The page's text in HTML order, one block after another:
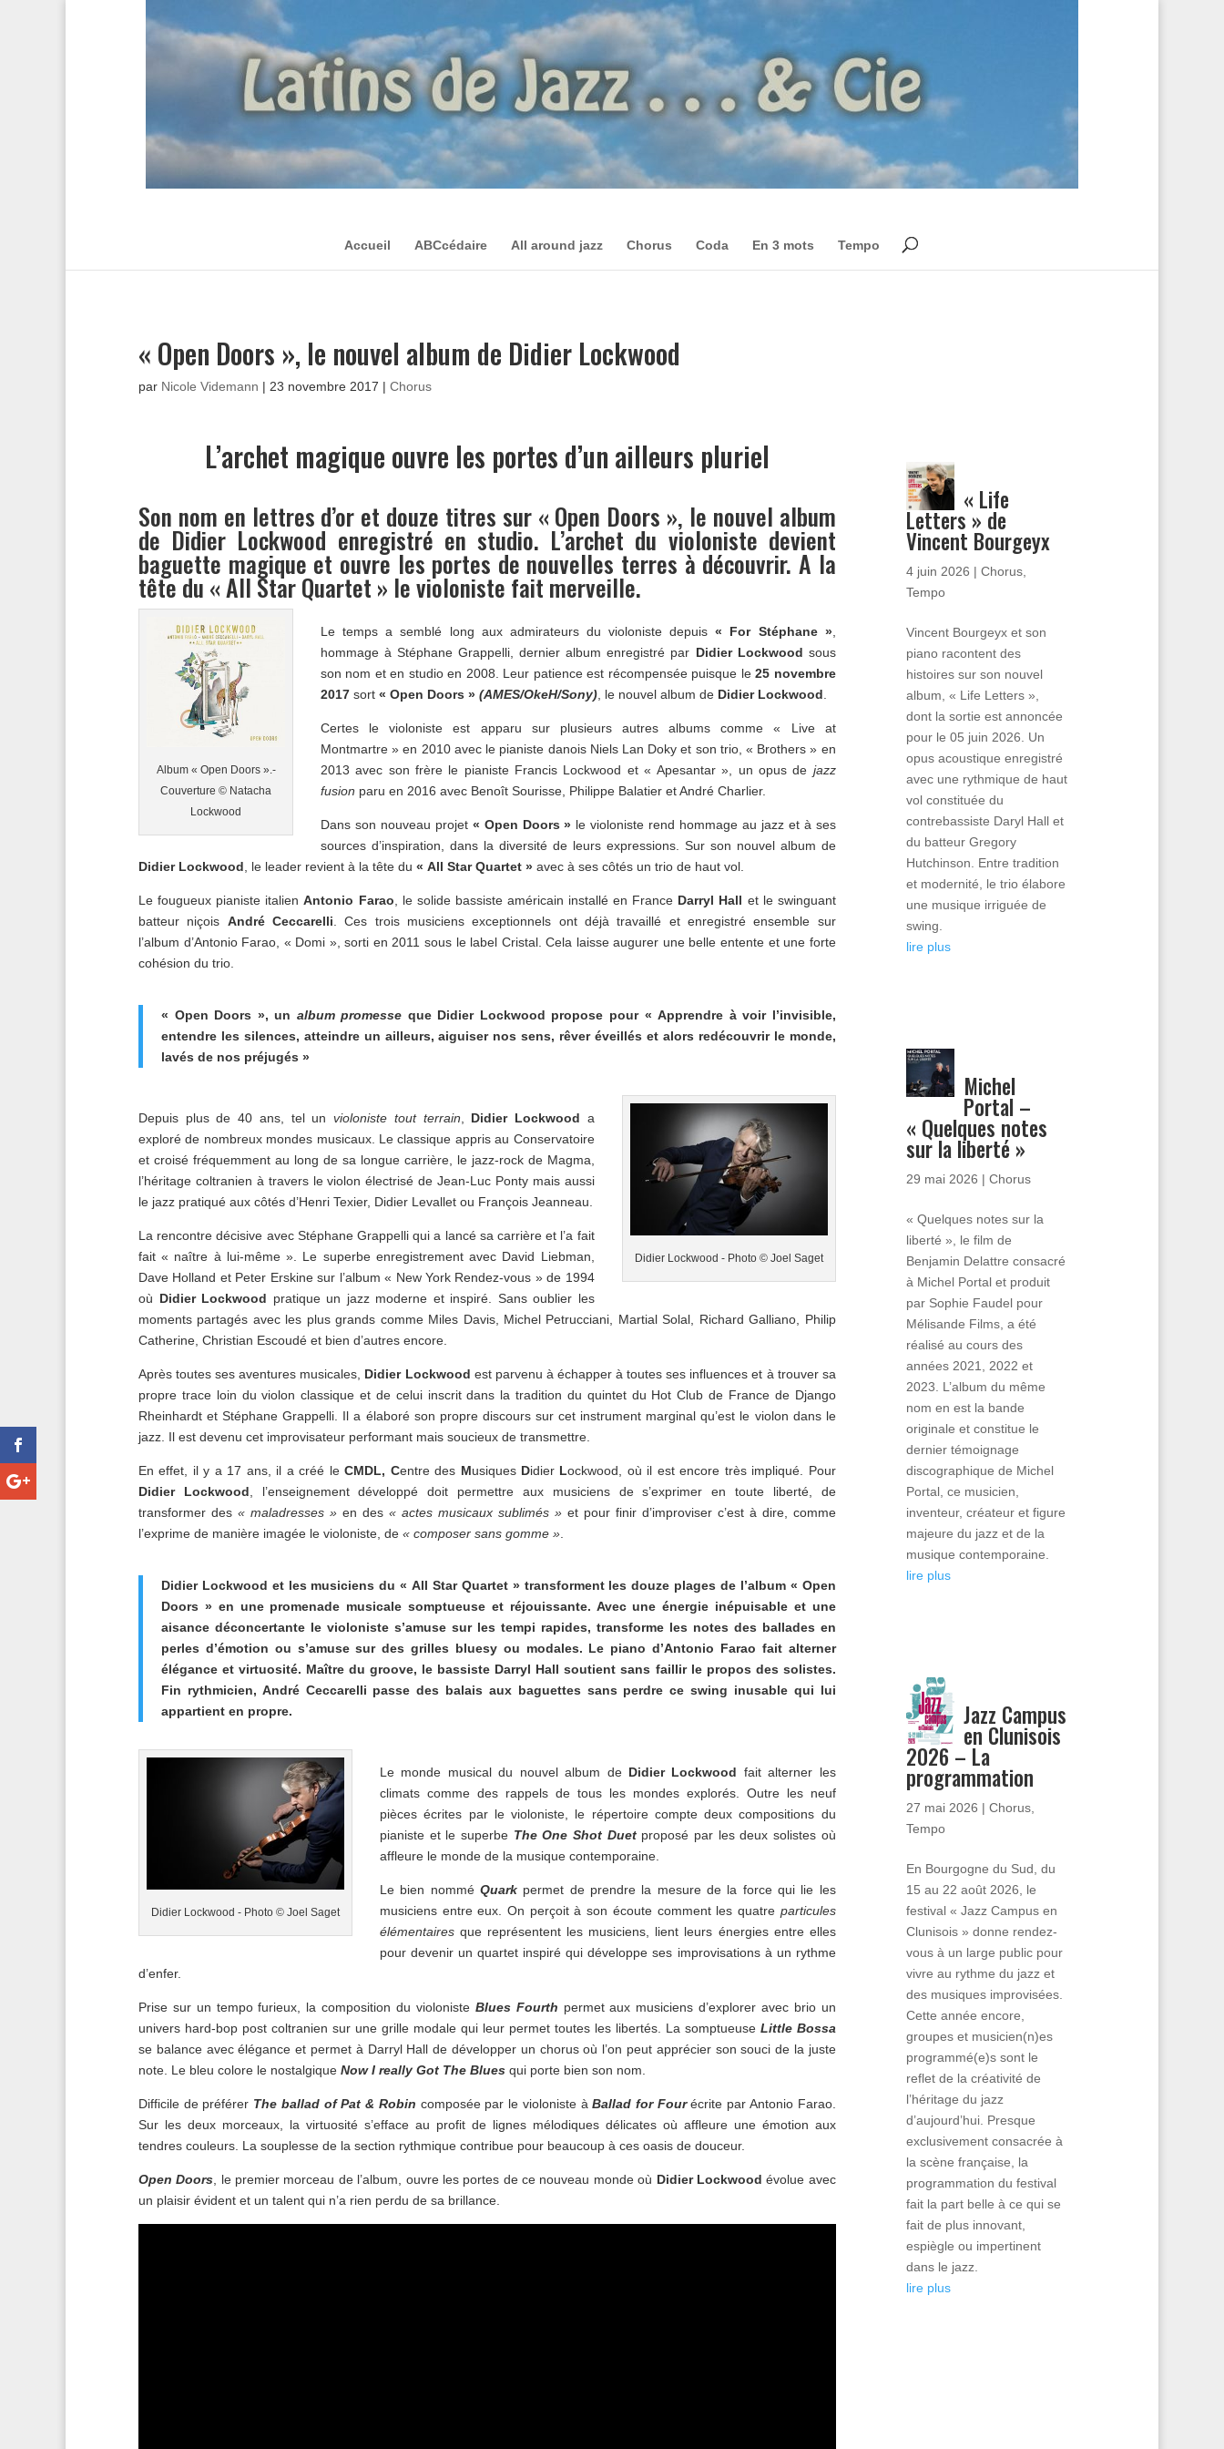
Accueil ABCcédaire All around jazz Chorus Coda En 3 mots Tempo
« Open Doors », le nouvel album de Didier Lockwood
par Nicole Videmann | 23 novembre 2017 | Chorus
L’archet magique ouvre les portes d’un ailleurs pluriel
Son nom en lettres d’or et douze titres sur « Open Doors », le nouvel album
de Didier Lockwood enregistré en studio. L’archet du violoniste devient
baguette magique et ouvre les portes de nouvelles terres à découvrir. A la
tête du « All Star Quartet » le violoniste fait merveille.
Album « Open Doors ».-
Couverture © Natacha
Lockwood
Le temps a semblé long aux admirateurs du violoniste depuis « For Stéphane »,
hommage à Stéphane Grappelli, dernier album enregistré par Didier Lockwood sous
son nom et en studio en 2008. Leur patience est récompensée puisque le25 novembre
2017 sort « Open Doors » (AMES/OkeH/Sony) , le nouvel album de Didier Lockwood
Certes le violoniste est apparu sur plusieurs autres albums comme « Live at
Montmartre » en 2010 avec le pianiste danois Niels Lan Doky et son trio, « Brothers » en
2013 avec son frère le pianiste Francis Lockwood et « Apesantar », un opus de jazz
fusion paru en 2016 avec Benoît Sourisse, Philippe Balatier et André Charlier.
Dans son nouveau projet « Open Doors » le violoniste rend hommage au jazz et à ses
sources d’inspiration, dans la diversité de leurs expressions. Sur son nouvel album de
Didier Lockwood , le leader revient à la tête du « All Star Quartet » avec à ses côtés un trio de haut vol.
Le fougueux pianiste italienAntonio Farao , le solide bassiste américain installé en France Darryl Hall et le swinguant
batteur niçois André Ceccarelli . Ces trois musiciens exceptionnels ont déjà travaillé et enregistré ensemble sur
l’album d’Antonio Farao, « Domi », sorti en 2011 sous le label Cristal. Cela laisse augurer une belle entente et une forte
cohésion du trio.
« Open Doors », un album promesse que Didier Lockwood propose pour « Apprendre à voir l’invisible,
entendre les silences, atteindre un ailleurs, aiguiser nos sens, rêver éveillés et alors redécouvrir le monde,
lavés de nos préjugés »
Didier Lockwood - Photo © Joel Saget
Depuis plus de 40 ans, tel unvioloniste tout terrain Didier Lockwood a
exploré de nombreux mondes musicaux. Le classique appris au Conservatoire
et croisé fréquemment au long de sa longue carrière, le jazz-rock de Magma,
l’héritage coltranien à travers le violon électrisé de Jean-Luc Ponty mais aussi
le jazz pratiqué aux côtés d’Henri Texier, Didier Levallet ou François Jeanneau.
La rencontre décisive avec Stéphane Grappelli qui a lancé sa carrière et l’a fait
fait « naître à lui-même ». Le superbe enregistrement avec David Liebman,
Dave Holland et Peter Erskine sur l’album « New York Rendez-vous » de 1994
où Didier Lockwood pratique un jazz moderne et inspiré. Sans oublier les
moments partagés avec les plus grands comme Miles Davis, Michel Petrucciani, Martial Solal, Richard Galliano, Philip
Catherine, Christian Escoudé et bien d’autres encore.
Après toutes ses aventures musicales, Didier Lockwood est parvenu à échapper à toutes ses influences et à trouver sa
propre trace loin du violon classique et de celui inscrit dans la tradition du quintet du Hot Club de France de Django
Rheinhardt et Stéphane Grappelli. Il a élaboré son propre discours sur cet instrument marginal qu’est le violon dans le
jazz. Il est devenu cet improvisateur performant mais soucieux de transmettre.
En effet, il y a 17 ans, il a créé leCMDL, Centre des Musiques Didier Lockwood, où il est encore très impliqué. Pour
Didier Lockwood , l’enseignement développé doit permettre aux musiciens de s’exprimer en toute liberté, de
transformer des « maladresses »en des « actes musicaux sublimés »et pour finir d’improviser c’est à dire, comme
l’exprime de manière imagée le violoniste, de « composer sans gomme »
Didier Lockwood et les musiciens du « All Star Quartet » transforment les douze plages de l’album « Open
Doors » en une promenade musicale somptueuse et réjouissante. Avec une énergie inépuisable et une
aisance déconcertante le violoniste s’amuse sur les tempi rapides, transforme les notes des ballades en
perles d’émotion ou s’amuse sur des grilles bluesy ou modales. Le piano d’Antonio Farao fait alterner
élégance et virtuosité. Maître du groove, le bassiste Darryl Hall soutient sans faillir le propos des solistes.
Fin rythmicien, André Ceccarelli passe des balais aux baguettes sans perdre ce swing inusable qui lui
appartient en propre.
Didier Lockwood - Photo © Joel Saget
Le monde musical du nouvel album de Didier Lockwood fait alterner les
climats comme des rappels de tous les mondes explorés. Outre les neuf
pièces écrites par le violoniste, le répertoire compte deux compositions du
pianiste et le superbe The One Shot Duetproposé par les deux solistes où
affleure le monde de la musique contemporaine.
Le bien nomméQuark permet de prendre la mesure de la force qui lie les
musiciens entre eux. On perçoit à son écoute comment les quatre particules
élémentairesque représentent les musiciens, lient leurs énergies entre elles
pour devenir un quartet inspiré qui développe ses improvisations à un rythme
d’enfer.
Prise sur un tempo furieux, la composition du violoniste Blues Fourth permet aux musiciens d’explorer avec brio un
univers hard-bop post coltranien sur une grille modale qui leur permet toutes les libertés. La somptueuse Little Bossa
se balance avec élégance et permet à Darryl Hall de développer un chorus où l’on peut apprécier son souci de la juste
note. Le bleu colore le nostalgique Now I really Got The Blues qui porte bien son nom.
Difficile de préférer The ballad of Pat & Robin composée par le violoniste àBallad for Fourécrite par Antonio Farao.
Sur les deux morceaux, la virtuosité s’efface au profit de lignes mélodiques délicates où affleure une émotion aux
tendres couleurs. La souplesse de la section rythmique contribue pour beaucoup à ces oasis de douceur.
Open Doors , le premier morceau de l’album, ouvre les portes de ce nouveau monde où Didier Lockwood évolue avec
un plaisir évident et un talent qui n’a rien perdu de sa brillance.
« Life
Letters » de
Vincent Bourgeyx
4 juin 2026 | Chorus,
Tempo
Vincent Bourgeyx et son
piano racontent des
histoires sur son nouvel
album, « Life Letters »,
dont la sortie est annoncée
pour le 05 juin 2026. Un
opus acoustique enregistré
avec une rythmique de haut
vol constituée du
contrebassiste Daryl Hall et
du batteur Gregory
Hutchinson. Entre tradition
et modernité, le trio élabore
une musique irriguée de
swing.
lire plus
Michel
Portal –
« Quelques notes
sur la liberté »
29 mai 2026 | Chorus
« Quelques notes sur la
liberté », le film de
Benjamin Delattre consacré
à Michel Portal et produit
par Sophie Faudel pour
Mélisande Films, a été
réalisé au cours des
années 2021, 2022 et
2023. L’album du même
nom en est la bande
originale et constitue le
dernier témoignage
discographique de Michel
Portal, ce musicien,
inventeur, créateur et figure
majeure du jazz et de la
musique contemporaine.
lire plus
Jazz Campus
en Clunisois
2026 – La
programmation
27 mai 2026 | Chorus,
Tempo
En Bourgogne du Sud, du
15 au 22 août 2026, le
festival « Jazz Campus en
Clunisois » donne rendez-
vous à un large public pour
vivre au rythme du jazz et
des musiques improvisées.
Cette année encore,
groupes et musicien(n)es
programmé(e)s sont le
reflet de la créativité de
l’héritage du jazz
d’aujourd’hui. Presque
exclusivement consacrée à
la scène française, la
programmation du festival
fait la part belle à ce qui se
fait de plus innovant,
espiègle ou impertinent
dans le jazz.
lire plus